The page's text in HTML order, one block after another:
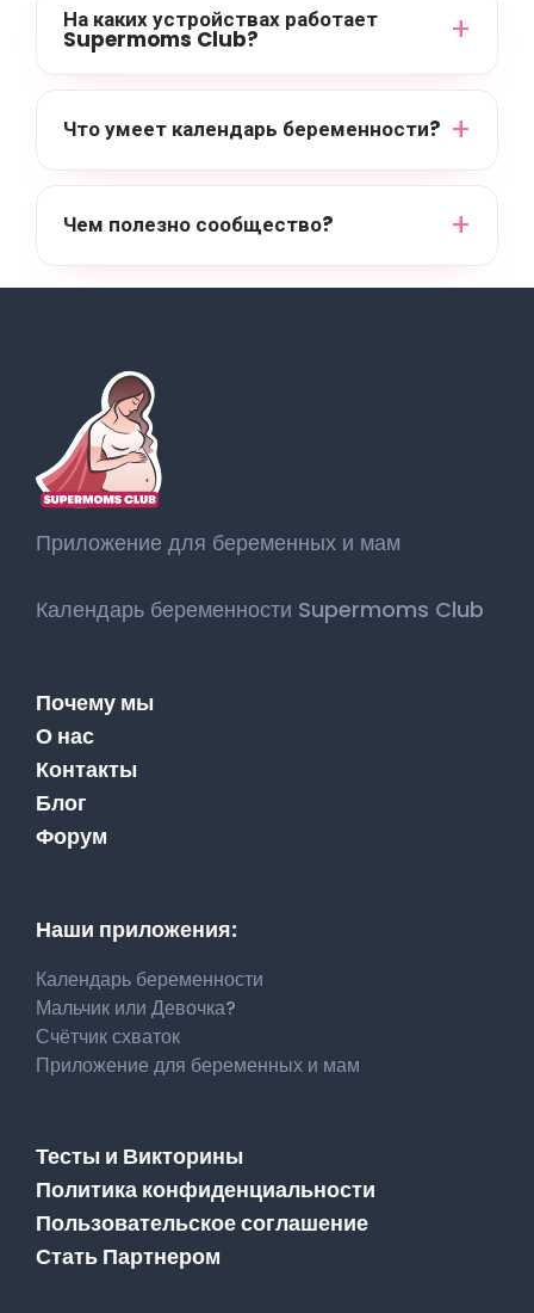
На каких устройствах работает
Supermoms Club?
Что умеет календарь беременности?
Чем полезно сообщество?
Приложение для беременных и мам
Календарь беременности Supermoms Club
Почему мы
О нас
Контакты
Блог
Форум
Наши приложения:
Календарь беременности
Мальчик или Девочка?
Счётчик схваток
Приложение для беременных и мам
Тесты и Викторины
Политика конфиденциальности
Пользовательское соглашение
Стать Партнером